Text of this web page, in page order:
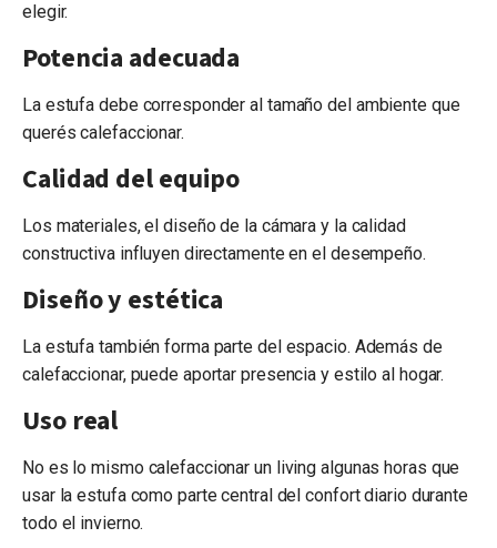
elegir.
Potencia adecuada
La estufa debe corresponder al tamaño del ambiente que
querés calefaccionar.
Calidad del equipo
Los materiales, el diseño de la cámara y la calidad
constructiva influyen directamente en el desempeño.
Diseño y estética
La estufa también forma parte del espacio. Además de
calefaccionar, puede aportar presencia y estilo al hogar.
Uso real
No es lo mismo calefaccionar un living algunas horas que
usar la estufa como parte central del confort diario durante
todo el invierno.